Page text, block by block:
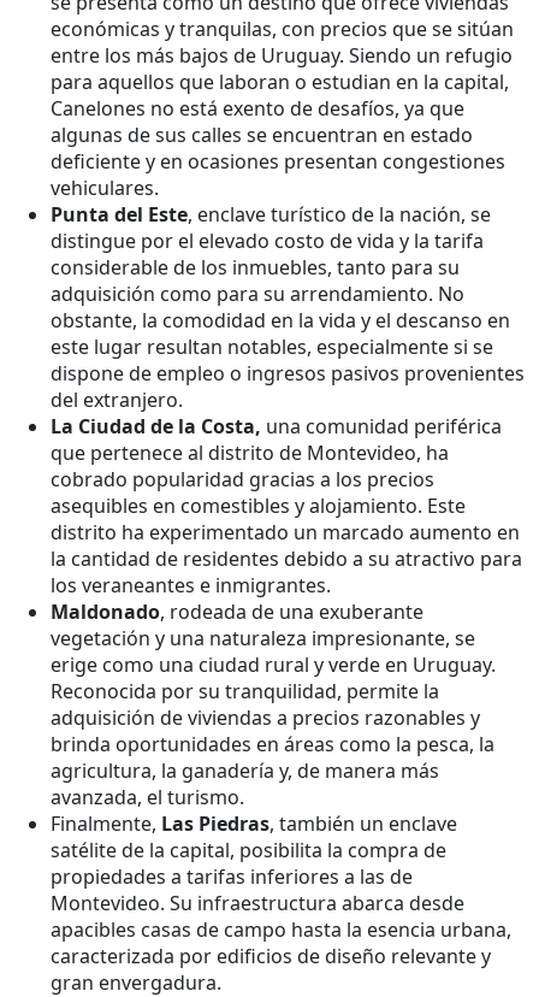
económicas y tranquilas, con precios que se sitúan
entre los más bajos de Uruguay. Siendo un refugio
para aquellos que laboran o estudian en la capital,
Canelones no está exento de desafíos, ya que
algunas de sus calles se encuentran en estado
deficiente y en ocasiones presentan congestiones
vehiculares.
Punta del Este, enclave turístico de la nación, se
distingue por el elevado costo de vida y la tarifa
considerable de los inmuebles, tanto para su
adquisición como para su arrendamiento. No
obstante, la comodidad en la vida y el descanso en
este lugar resultan notables, especialmente si se
dispone de empleo o ingresos pasivos provenientes
del extranjero.
La Ciudad de la Costa, una comunidad periférica
que pertenece al distrito de Montevideo, ha
cobrado popularidad gracias a los precios
asequibles en comestibles y alojamiento. Este
distrito ha experimentado un marcado aumento en
la cantidad de residentes debido a su atractivo para
los veraneantes e inmigrantes.
Maldonado, rodeada de una exuberante
vegetación y una naturaleza impresionante, se
erige como una ciudad rural y verde en Uruguay.
Reconocida por su tranquilidad, permite la
adquisición de viviendas a precios razonables y
brinda oportunidades en áreas como la pesca, la
agricultura, la ganadería y, de manera más
avanzada, el turismo.
Finalmente, Las Piedras, también un enclave
satélite de la capital, posibilita la compra de
propiedades a tarifas inferiores a las de
Montevideo. Su infraestructura abarca desde
apacibles casas de campo hasta la esencia urbana,
caracterizada por edificios de diseño relevante y
gran envergadura.